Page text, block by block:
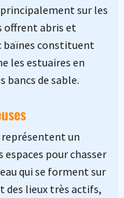
sur les
offrent abris et
baïnes constituent
les estuaires en
de sable.
représentent un
pour chasser
qui se forment sur
des lieux très actifs,